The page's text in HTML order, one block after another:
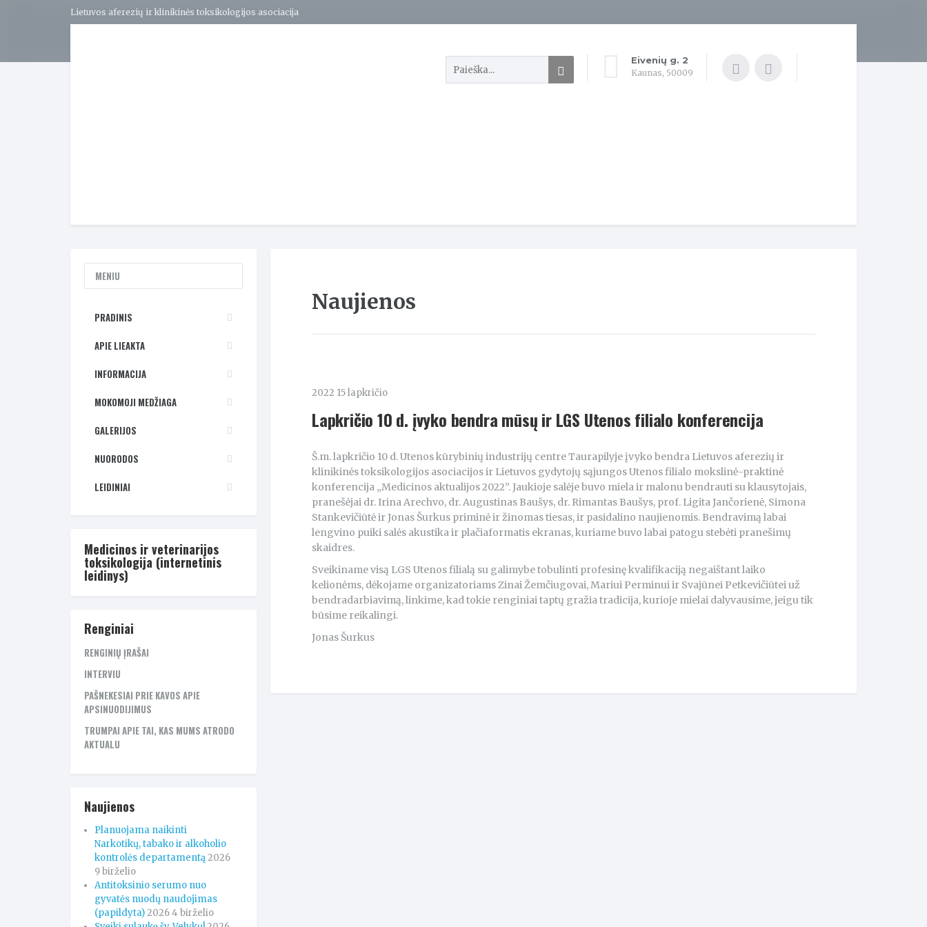
Lietuvos aferezių ir klinikinės toksikologijos asociacija
Eivenių g. 2
Kaunas, 50009
Naujienos
2022 15 lapkričio
Lapkričio 10 d. įvyko bendra mūsų ir LGS Utenos filialo konferencija
Š.m. lapkričio 10 d. Utenos kūrybinių industrijų centre Taurapilyje įvyko bendra Lietuvos aferezių ir
klinikinės toksikologijos asociacijos ir Lietuvos gydytojų sąjungos Utenos filialo mokslinė-praktinė
konferencija „Medicinos aktualijos 2022”. Jaukioje salėje buvo miela ir malonu bendrauti su klausytojais,
pranešėjai dr. Irina Arechvo, dr. Augustinas Baušys, dr. Rimantas Baušys, prof. Ligita Jančorienė, Simona
Stankevičiūtė ir Jonas Šurkus priminė ir žinomas tiesas, ir pasidalino naujienomis. Bendravimą labai
lengvino puiki salės akustika ir plačiaformatis ekranas, kuriame buvo labai patogu stebėti pranešimų
skaidres.
Sveikiname visą LGS Utenos filialą su galimybe tobulinti profesinę kvalifikaciją negaištant laiko
kelionėms, dėkojame organizatoriams Zinai Žemčiugovai, Mariui Perminui ir Svajūnei Petkevičiūtei už
bendradarbiavimą, linkime, kad tokie renginiai taptų gražia tradicija, kurioje mielai dalyvausime, jeigu tik
būsime reikalingi.
Jonas Šurkus
MENIU
PRADINIS
APIE LIEAKTA
INFORMACIJA
MOKOMOJI MEDŽIAGA
GALERIJOS
NUORODOS
LEIDINIAI
Medicinos ir veterinarijos
toksikologija (internetinis
leidinys)
Renginiai
RENGINIŲ ĮRAŠAI
INTERVIU
PAŠNEKESIAI PRIE KAVOS APIE
APSINUODIJIMUS
TRUMPAI APIE TAI, KAS MUMS ATRODO
AKTUALU
Naujienos
Planuojama naikinti
Narkotikų, tabako ir alkoholio
kontrolės departamentą2026
9 birželio
Antitoksinio serumo nuo
gyvatės nuodų naudojimas
(papildyta)2026 4 birželio